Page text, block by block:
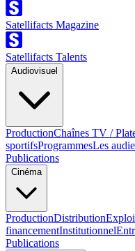
Satellifacts Magazine
Satellifacts Talents
Audiovisuel
ProductionChaînes TV /
sportifsProgrammesLes
Publications
Cinéma
ProductionDistribution
financementInstitutionnel
Publications